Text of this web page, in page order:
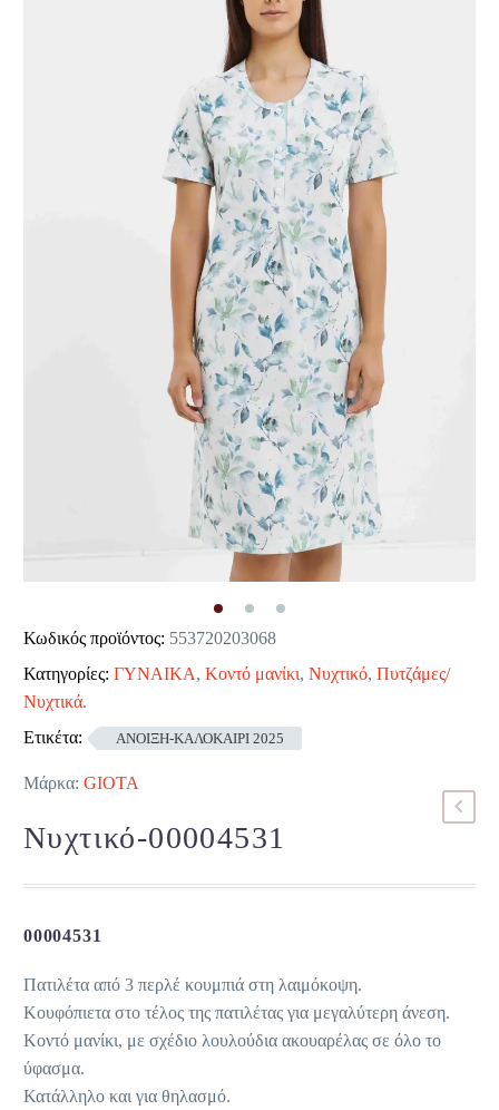
Κωδικός προϊόντος: 553720203068
Κατηγορίες: ΓΥΝΑΙΚΑ, Κοντό μανίκι, Νυχτικό, Πυτζάμες/
Νυχτικά.
Ετικέτα:
ΑΝΟΙΞΗ-ΚΑΛΟΚΑΙΡΙ 2025
Μάρκα: GIOTA
Νυχτικό-00004531
00004531
Πατιλέτα από 3 περλέ κουμπιά στη λαιμόκοψη.
Κουφόπιετα στο τέλος της πατιλέτας για μεγαλύτερη άνεση.
Κοντό μανίκι, με σχέδιο λουλούδια ακουαρέλας σε όλο το
ύφασμα.
Κατάλληλο και για θηλασμό.